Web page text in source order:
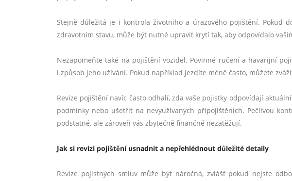
Stejně důležitá je i kontrola životního a úrazového pojištění. Pokud
zdravotním stavu, může být nutné upravit krytí tak, aby odpovídalo
Nezapomeňte také na pojištění vozidel. Povinné ručení a havarijní
i způsob jeho užívání. Pokud například jezdíte méně často, můžete
Revize pojištění navíc často odhalí, zda vaše pojistky odpovídají
podmínky nebo ušetřit na nevyužívaných připojištěních. Pečlivou
podstatné, ale zároveň vás zbytečně finančně nezatěžují.
Jak si revizi pojištění usnadnit a nepřehlédnout důležité detaily
Revize pojistných smluv může být náročná, zvlášť pokud nejste